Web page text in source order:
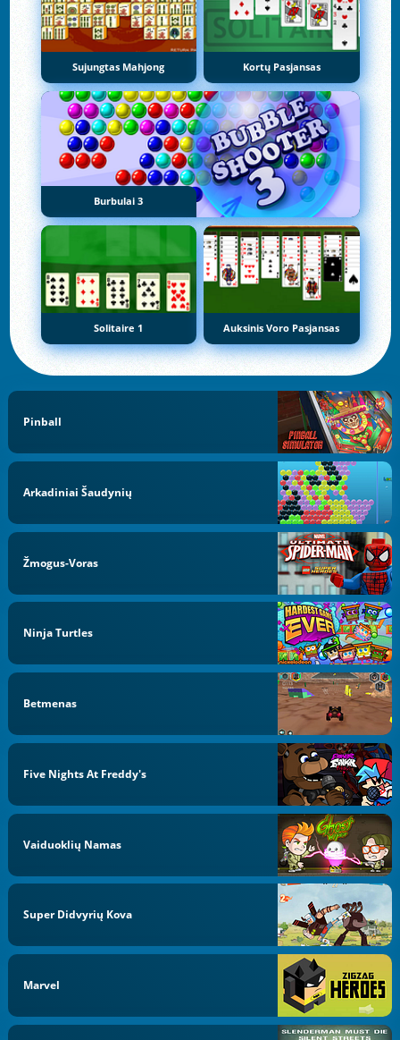
Sujungtas Mahjong Kortų Pasjansas
Burbulai 3
Solitaire 1 Auksinis Voro Pasjansas
Pinball
Arkadiniai Šaudynių
Žmogus-Voras
Ninja Turtles
Betmenas
Five Nights At Freddy's
Vaiduoklių Namas
Super Didvyrių Kova
Marvel